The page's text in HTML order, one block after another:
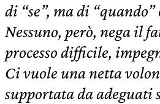
di “se”, ma di “quando”
Nessuno, però, nega il
processo difficile,
Ci vuole una netta
supportata da adeguati